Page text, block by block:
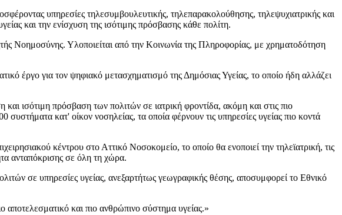
υπηρεσίες τηλεσυμβουλευτικής, τηλεπαρακολούθησης, τηλεψυχιατρικής και
και την ενίσχυση της ισότιμης πρόσβασης κάθε πολίτη.
Νοημοσύνης. Υλοποιείται από την Κοινωνία της Πληροφορίας, με χρηματοδότηση
έργο για τον ψηφιακό μετασχηματισμό της Δημόσιας Υγείας, το οποίο ήδη αλλάζει
ισότιμη πρόσβαση των πολιτών σε ιατρική φροντίδα, ακόμη και στις πιο
κατ' οίκον νοσηλείας, τα οποία φέρνουν τις υπηρεσίες υγείας πιο κοντά
κέντρου στο Αττικό Νοσοκομείο, το οποίο θα ενοποιεί την τηλεϊατρική, τις
ανταπόκρισης σε όλη τη χώρα.
σε υπηρεσίες υγείας, ανεξαρτήτως γεωγραφικής θέσης, αποσυμφορεί το Εθνικό
αποτελεσματικό και πιο ανθρώπινο σύστημα υγείας.»